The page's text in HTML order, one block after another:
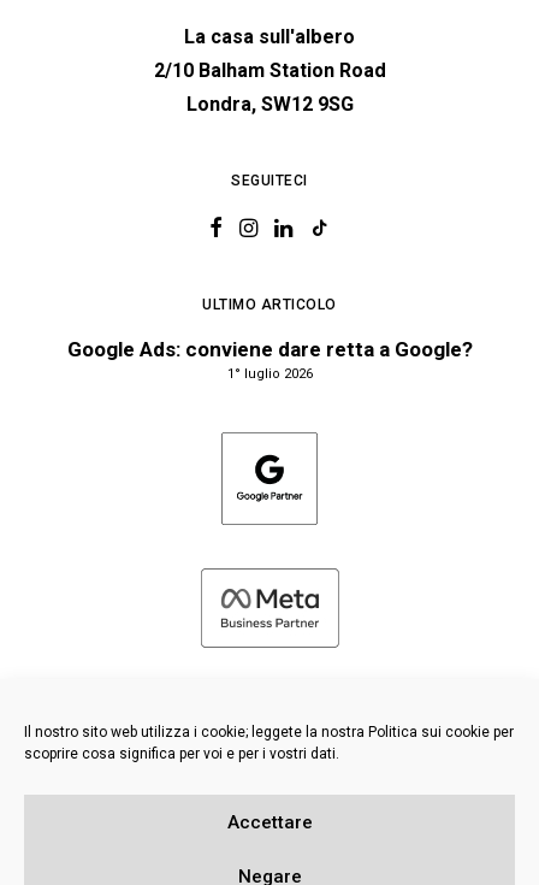
Il nostro sito web utilizza i cookie; leggete la nostra Politica sui cookie per
scoprire cosa significa per voi e per i vostri dati.
Accettare
Negare
La casa sull'albero
2/10 Balham Station Road
Londra, SW12 9SG
SEGUITECI
ULTIMO ARTICOLO
Google Ads: conviene dare retta a Google?
1° luglio 2026
2026 FRESH PIES LTD - TUTTI I DIRITTI RISERVATI
Base di conoscenza